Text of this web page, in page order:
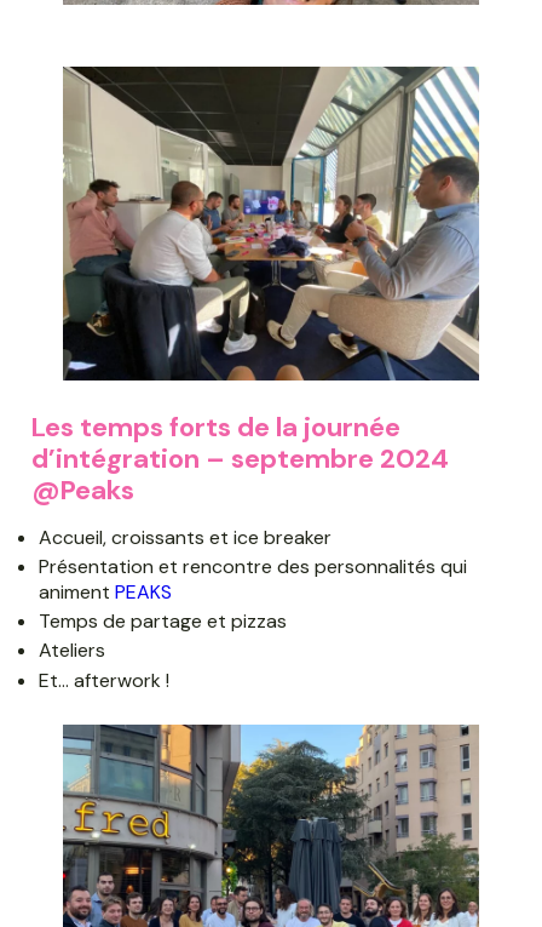
Les temps forts de la journée
d’intégration – septembre 2024
@Peaks
Accueil, croissants et ice breaker
Présentation et rencontre des personnalités qui
animentPEAKS
Temps de partage et pizzas
Ateliers
Et… afterwork !